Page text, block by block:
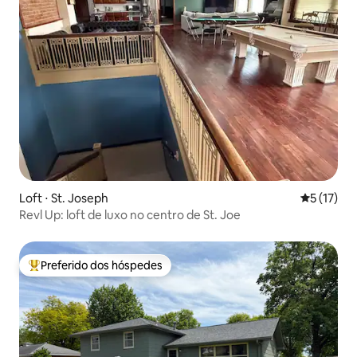
Loft ⋅ St. Joseph 5 de uma
5 (17)
Revl Up: loft de luxo no centro de St. Joe
Entre os melhores preferidos dos hóspedes
Preferido dos hóspedes